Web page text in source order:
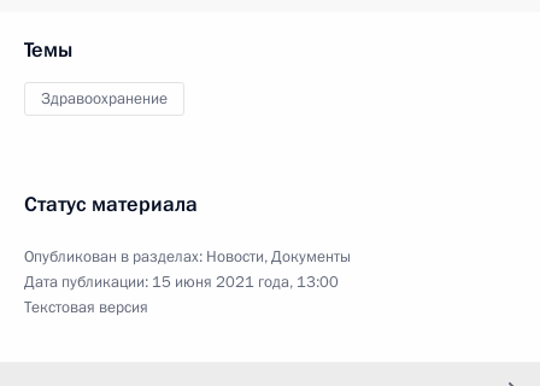
Темы
Здравоохранение
Статус материала
Опубликован в разделах: Новости,Документы
Дата публикации: 15 июня 2021 года, 13:00
Текстовая версия